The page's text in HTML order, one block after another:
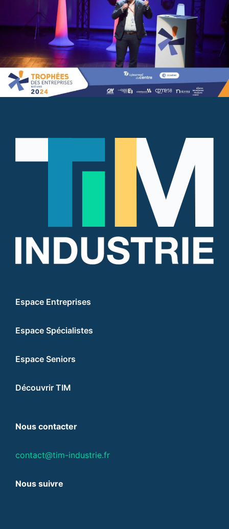
Espace Entreprises
Espace Spécialistes
Espace Seniors
Découvrir TIM
Nous contacter
contact@tim-industrie.fr
Nous suivre